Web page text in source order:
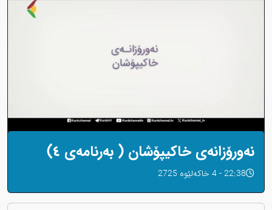
نەورۆزانەی خاکیپۆشان ( بەرنامەی ٤)
22:38 - 4 خاکەلێوه 2725